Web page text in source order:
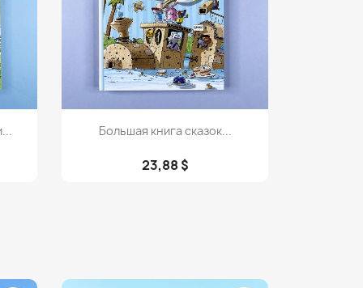
Просмотр
Большая книга сказок...
23,88 $